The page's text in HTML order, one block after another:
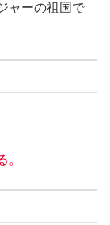
ャーの祖国で
。